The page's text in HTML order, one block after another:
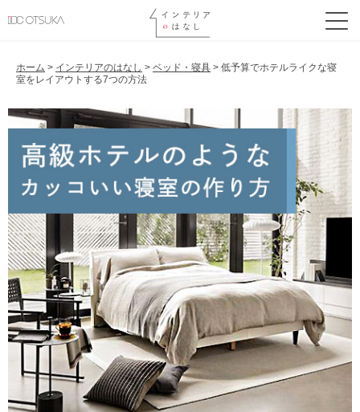
ホーム > インテリアのはなし > ベッド・寝具 > 低予算でホテルライクな寝
室をレイアウトする7つの方法